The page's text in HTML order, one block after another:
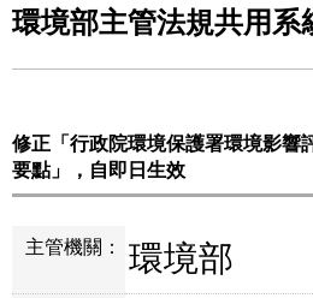
環境部主管法規共用系
修正「行政院環境保護署環境影響
要點」，自即日生效
主管機關： 環境部